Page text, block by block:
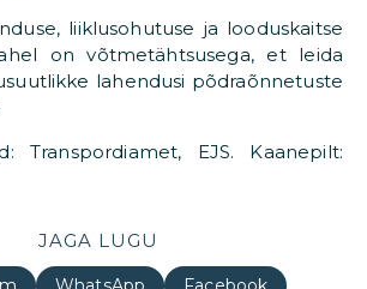
liiklusohutuse ja looduskaitse
on võtmetähtsusega, et leida
lahendusi põdraõnnetuste
Transpordiamet, EJS. Kaanepilt:
JAGA LUGU